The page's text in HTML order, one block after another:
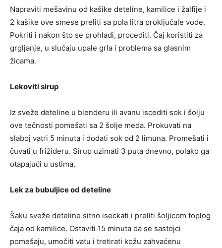
Napraviti mešavinu od kašike deteline, kamilice i žalfije i
2 kašike ove smese preliti sa pola litra proključale vode.
Pokriti i nakon što se prohladi, procediti. Čaj koristiti za
grgljanje, u slučaju upale grla i problema sa glasnim
žicama.
Lekoviti sirup
Iz sveže deteline u blenderu ili avanu iscediti sok i šolju
ove tečnosti pomešati sa 2 šolje meda. Prokuvati na
slaboj vatri 5 minuta i dodati sok od 2 limuna. Promešati i
čuvati u frižideru. Sirup uzimati 3 puta dnevno, polako ga
otapajući u ustima.
Lek za bubuljice od deteline
Šaku sveže deteline sitno iseckati i preliti šoljicom toplog
čaja od kamilice. Ostaviti 15 minuta da se sastojci
pomešaju, umočiti vatu i tretirati kožu zahvaćenu